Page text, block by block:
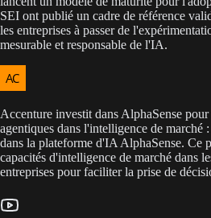
SEI ont publié un cadre de référence
les entreprises à passer de
mesurable et responsable de l'IA.
Accenture investit dans AlphaSense
agentiques dans l'intelligence de marché
dans la plateforme d'IA AlphaSense. Ce
capacités d'intelligence de marché dans
entreprises pour faciliter la prise de